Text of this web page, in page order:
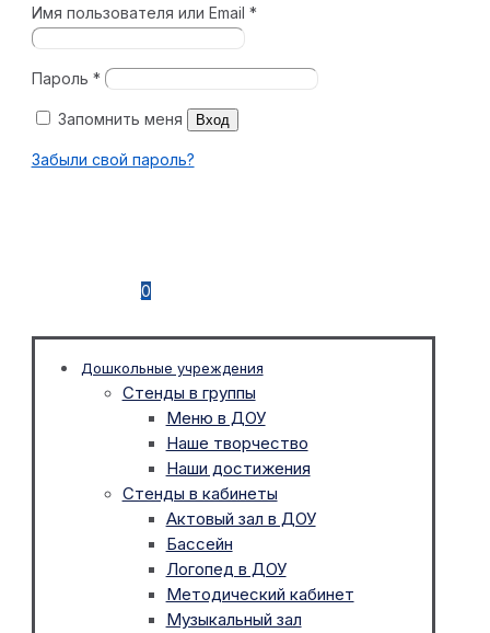
Имя пользователя или Email *
Пароль *
Запомнить меня Вход
Забыли свой пароль?
0
Дошкольные учреждения
Стенды в группы
Меню в ДОУ
Наше творчество
Наши достижения
Стенды в кабинеты
Актовый зал в ДОУ
Бассейн
Логопед в ДОУ
Методический кабинет
Музыкальный зал